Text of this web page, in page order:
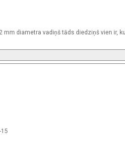
diametra vadiņš tāds diedziņš vien ir,